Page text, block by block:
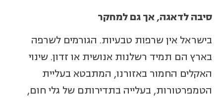
סיבה לדאגה, אך גם למחקר
בישראל אין שרפות טבעיות. הגורמים לשרפה
בארץ הם תמיד רשלנות אנושית או זדון. שינוי
האקלים החמור באזורנו, המתבטא בעליית
הטמפרטורות, בעלייה בתדירותם של גלי חום,